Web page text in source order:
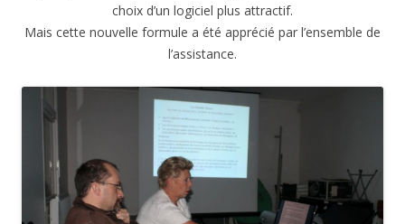
choix d’un logiciel plus attractif.
Mais cette nouvelle formule a été apprécié par l’ensemble de
l’assistance.